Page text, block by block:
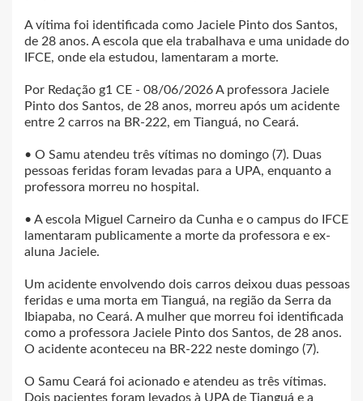
A vítima foi identificada como Jaciele Pinto dos Santos,
de 28 anos. A escola que ela trabalhava e uma unidade do
IFCE, onde ela estudou, lamentaram a morte.
Por Redação g1 CE - 08/06/2026 A professora Jaciele
Pinto dos Santos, de 28 anos, morreu após um acidente
entre 2 carros na BR-222, em Tianguá, no Ceará.
• O Samu atendeu três vítimas no domingo (7). Duas
pessoas feridas foram levadas para a UPA, enquanto a
professora morreu no hospital.
• A escola Miguel Carneiro da Cunha e o campus do IFCE
lamentaram publicamente a morte da professora e ex-
aluna Jaciele.
Um acidente envolvendo dois carros deixou duas pessoas
feridas e uma morta em Tianguá, na região da Serra da
Ibiapaba, no Ceará. A mulher que morreu foi identificada
como a professora Jaciele Pinto dos Santos, de 28 anos.
O acidente aconteceu na BR-222 neste domingo (7).
O Samu Ceará foi acionado e atendeu as três vítimas.
Dois pacientes foram levados à UPA de Tianguá e a